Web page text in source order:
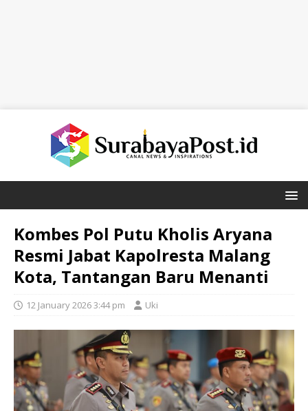
Kombes Pol Putu Kholis Aryana
Resmi Jabat Kapolresta Malang
Kota, Tantangan Baru Menanti
12 January 2026 3:44 pm Uki